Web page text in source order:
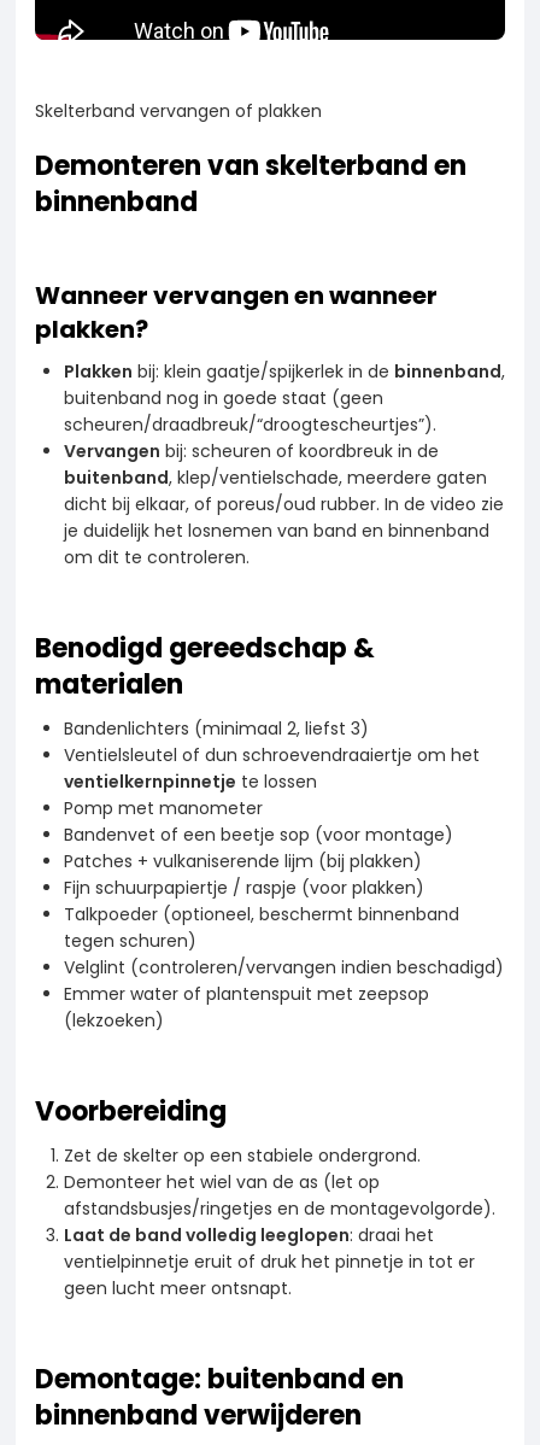
Reparatie van binnenbanden: doe-het-zelf gids
Hoe kies je altijd de juiste binnenband?
KOM JE ER NOG NIET UIT?
Geen zorgen, ik help je graag verder!
9.6/10 klantenbeoordeling
Skelterband vervangen of plakken
Demonteren van skelterband en
binnenband
Wanneer vervangen en wanneer
plakken?
Plakken bij: klein gaatje/spijkerlek in de binnenband,
buitenband nog in goede staat (geen
scheuren/draadbreuk/“droogtescheurtjes”).
Vervangen bij: scheuren of koordbreuk in de
buitenband, klep/ventielschade, meerdere gaten
dicht bij elkaar, of poreus/oud rubber. In de video zie
je duidelijk het losnemen van band en binnenband
om dit te controleren.
Benodigd gereedschap &
materialen
Bandenlichters (minimaal 2, liefst 3)
Ventielsleutel of dun schroevendraaiertje om het
ventielkernpinnetje te lossen
Pomp met manometer
Bandenvet of een beetje sop (voor montage)
Patches + vulkaniserende lijm (bij plakken)
Fijn schuurpapiertje / raspje (voor plakken)
Talkpoeder (optioneel, beschermt binnenband
tegen schuren)
Velglint (controleren/vervangen indien beschadigd)
Emmer water of plantenspuit met zeepsop
(lekzoeken)
Voorbereiding
Zet de skelter op een stabiele ondergrond.
Demonteer het wiel van de as (let op
afstandsbusjes/ringetjes en de montagevolgorde).
Laat de band volledig leeglopen: draai het
ventielpinnetje eruit of druk het pinnetje in tot er
geen lucht meer ontsnapt.
Demontage: buitenband en
binnenband verwijderen